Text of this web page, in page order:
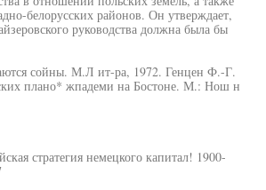
белорусских районов. Он утверждает,
руководства должна была бы
сойны. М.Л ит-ра, 1972. Генцен Ф.-Г.
плано* жпадеми на Бостоне. М.: Нош н
стратегия немецкого капитал! 1900-